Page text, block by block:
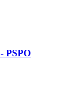
PSPO